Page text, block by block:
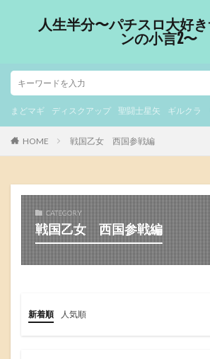
人生半分〜パチスロ大好
ンの小言2〜
まどマギ ディスクアップ 聖闘士星矢 ギルクラ
HOME 戦国乙女 西国参戦編
CATEGORY
戦国乙女 西国参戦編
新着順 人気順